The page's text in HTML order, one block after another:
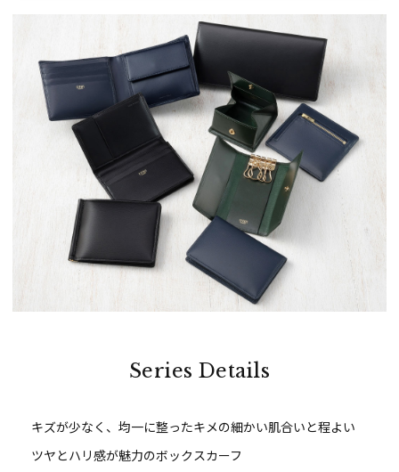
Series Details
キズが少なく、均一に整ったキメの細かい肌合いと程よい
ツヤとハリ感が魅力のボックスカーフ